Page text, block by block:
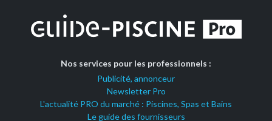
Nos services pour les professionnels :
Publicité, annonceur
Newsletter Pro
L'actualité PRO du marché : Piscines, Spas et Bains
Le guide des fournisseurs